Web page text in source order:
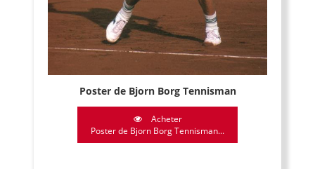
Poster de Bjorn Borg Tennisman
Acheter
Poster de Bjorn Borg Tennisman...